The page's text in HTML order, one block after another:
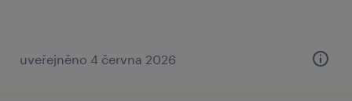
uveřejněno 4 června 2026